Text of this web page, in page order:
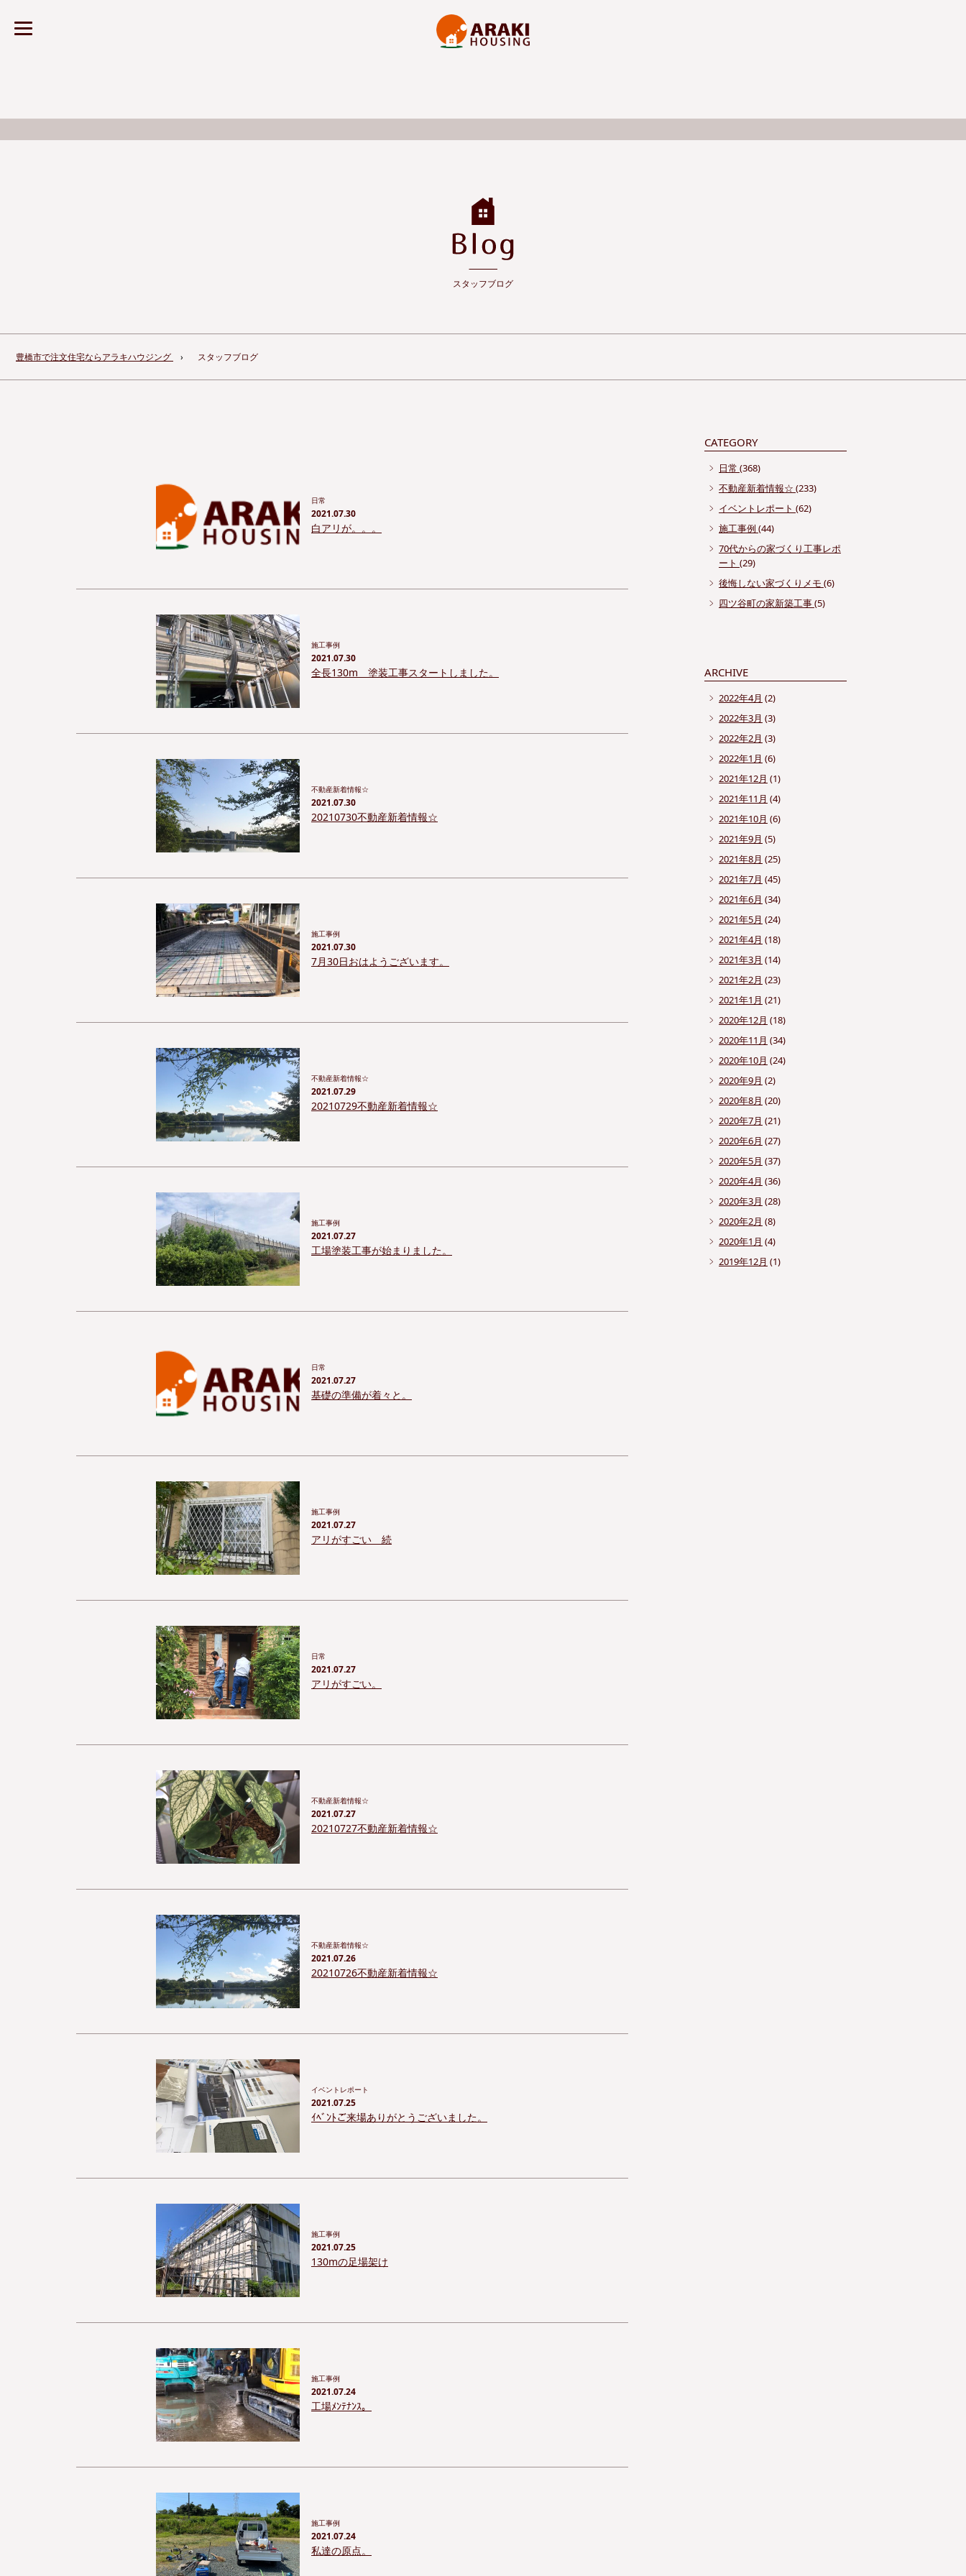
スタッフブログ
豊橋市で注文住宅ならアラキハウジング スタッフブログ
日常
2021.07.30
白アリが。。。
施工事例
2021.07.30
全長130m 塗装工事スタートしました。
不動産新着情報☆
2021.07.30
20210730不動産新着情報☆
施工事例
2021.07.30
7月30日おはようございます。
不動産新着情報☆
2021.07.29
20210729不動産新着情報☆
施工事例
2021.07.27
工場塗装工事が始まりました。
日常
2021.07.27
基礎の準備が着々と。
施工事例
2021.07.27
アリがすごい 続
日常
2021.07.27
アリがすごい。
不動産新着情報☆
2021.07.27
20210727不動産新着情報☆
不動産新着情報☆
2021.07.26
20210726不動産新着情報☆
イベントレポート
2021.07.25
ｲﾍﾞﾝﾄご来場ありがとうございました。
施工事例
2021.07.25
130mの足場架け
施工事例
2021.07.24
工場ﾒﾝﾃﾅﾝｽ。
施工事例
2021.07.24
私達の原点。
CATEGORY
日常 (368)
不動産新着情報☆ (233)
イベントレポート (62)
施工事例 (44)
70代からの家づくり工事レポ
ート (29)
後悔しない家づくりメモ (6)
四ツ谷町の家新築工事(5)
ARCHIVE
2022年4月 (2)
2022年3月 (3)
2022年2月 (3)
2022年1月 (6)
2021年12月 (1)
2021年11月 (4)
2021年10月 (6)
2021年9月 (5)
2021年8月 (25)
2021年7月 (45)
2021年6月 (34)
2021年5月 (24)
2021年4月 (18)
2021年3月 (14)
2021年2月 (23)
2021年1月 (21)
2020年12月 (18)
2020年11月 (34)
2020年10月 (24)
2020年9月 (2)
2020年8月 (20)
2020年7月 (21)
2020年6月 (27)
2020年5月 (37)
2020年4月 (36)
2020年3月 (28)
2020年2月 (8)
2020年1月 (4)
2019年12月 (1)